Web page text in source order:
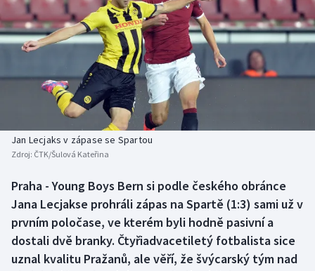
DALŠÍ SPORTY
Americký fotbal
Baseball a softbal
Biatlon
Boby a skeleton
Box
Curling
NEPŘEHLÉDNĚTE
Soutěže
Historické návraty
Aplikace ČT sport
AZ kvíz
Jan Lecjaks v zápase se Spartou
Zdroj: ČTK/Šulová Kateřina
Praha - Young Boys Bern si podle českého obránce
Jana Lecjakse prohráli zápas na Spartě (1:3) sami už v
prvním poločase, ve kterém byli hodně pasivní a
dostali dvě branky. Čtyřiadvacetiletý fotbalista sice
uznal kvalitu Pražanů, ale věří, že švýcarský tým nad